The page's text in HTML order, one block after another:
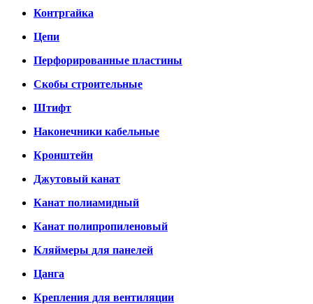
Контргайка
Цепи
Перфорированные пластины
Скобы строительные
Штифт
Наконечники кабельные
Кронштейн
Джутовый канат
Канат полиамидный
Канат полипропиленовый
Кляймеры для панелей
Цанга
Крепления для вентиляции